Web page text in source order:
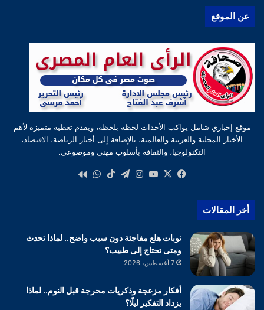
عن الموقع
موقع إخباري شامل يواكب الأحداث لحظة بلحظة، ويقدم تغطية متميزة لأهم
الأخبار المحلية والعربية والعالمية، بالإضافة إلى أخبار الرياضة، الاقتصاد،
التكنولوجيا، والثقافة بأسلوب مهني وموضوعي.
فيسبوك
‫X
‫YouTube
انستقرام
تيلقرام‫TikTokواتساب
أخر المقالات
نوبات هلع مفاجئة دون سبب واضح.. لماذا تحدث
ومتى تحتاج إلى طبيب؟
7 أغسطس، 2026
أفكار مزعجة وذكريات محرجة قبل النوم.. لماذا
يزداد التفكير ليلًا؟